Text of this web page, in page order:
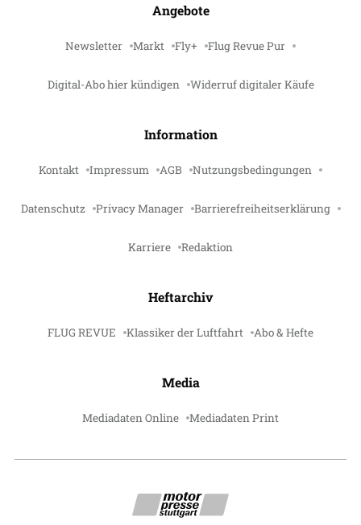
Angebote
Newsletter Markt Fly+ Flug Revue Pur
Digital-Abo hier kündigen Widerruf digitaler Käufe
Information
Kontakt Impressum AGB Nutzungsbedingungen
Datenschutz Privacy Manager Barrierefreiheitserklärung
Karriere Redaktion
Heftarchiv
FLUG REVUE Klassiker der Luftfahrt Abo & Hefte
Media
Mediadaten Online Mediadaten Print